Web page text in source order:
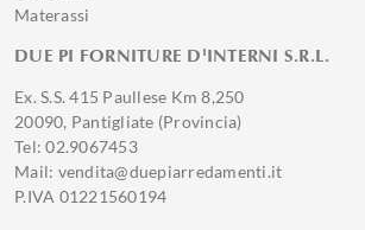
Materassi
DUE PI FORNITURE D'INTERNI S.R.L.
Ex. S.S. 415 Paullese Km 8,250
20090, Pantigliate (Provincia)
Tel: 02.9067453
Mail: vendita@duepiarredamenti.it
P.IVA 01221560194